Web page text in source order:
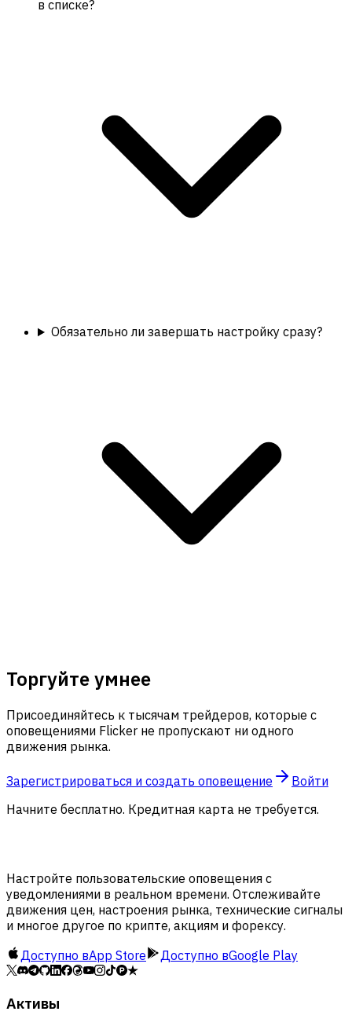
в списке?
Обязательно ли завершать настройку сразу?
Торгуйте умнее
Присоединяйтесь к тысячам трейдеров, которые с
оповещениями Flicker не пропускают ни одного
движения рынка.
Зарегистрироваться и создать оповещение
Войти
Начните бесплатно. Кредитная карта не требуется.
Настройте пользовательские оповещения с
уведомлениями в реальном времени. Отслеживайте
движения цен, настроения рынка, технические сигналы
и многое другое по крипте, акциям и форексу.
Доступно вApp Store Доступно вGoogle Play
Активы